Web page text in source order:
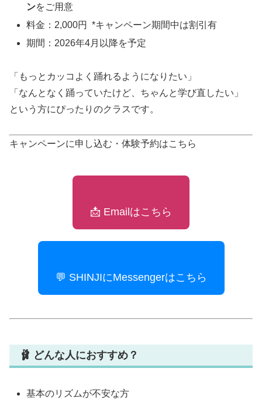
ンをご用意
料金：2,000円 *キャンペーン期間中は割引有
期間：2026年4月以降を予定
「もっとカッコよく踊れるようになりたい」
「なんとなく踊っていたけど、ちゃんと学び直したい」
という方にぴったりのクラスです。
キャンペーンに申し込む・体験予約はこちら
📩 Emailはこちら
💬 SHINJIにMessengerはこちら
🩰 どんな人におすすめ？
基本のリズムが不安な方